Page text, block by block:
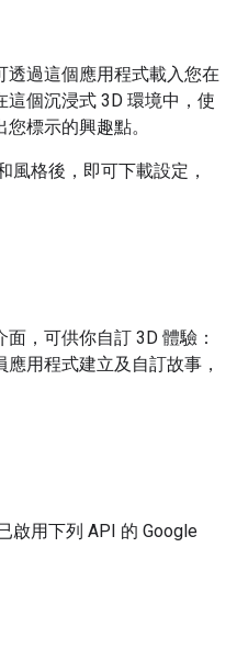
過這個應用程式載入您在
個沉浸式 3D 環境中，使
標示的興趣點。
風格後，即可下載設定，
，可供你自訂 3D 體驗：
用程式建立及自訂故事，
啟用下列 API 的 Google